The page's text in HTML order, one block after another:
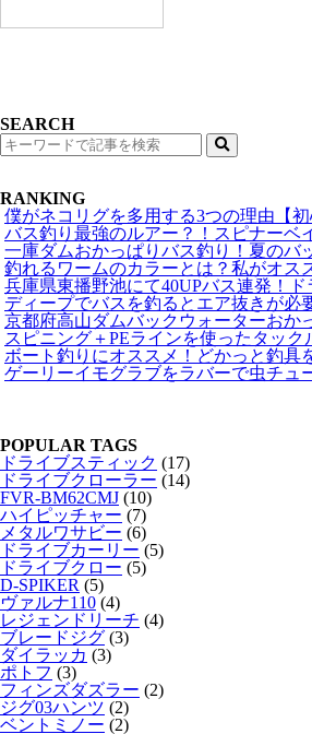
SEARCH
検
索
RANKING
僕がネコリグを多用する3つの理由【
バス釣り最強のルアー？！スピナーベ
一庫ダムおかっぱりバス釣り！夏のバ
釣れるワームのカラーとは？私がオス
兵庫県東播野池にて40UPバス連発！ド
ディープでバスを釣るとエア抜きが必
京都府高山ダムバックウォーターおか
スピニング＋PEラインを使ったタック
ボート釣りにオススメ！どかっと釣具
ゲーリーイモグラブをラバーで虫チュ
POPULAR TAGS
ドライブスティック (17)
ドライブクローラー (14)
FVR-BM62CMJ (10)
ハイピッチャー (7)
メタルワサビー (6)
ドライブカーリー (5)
ドライブクロー (5)
D-SPIKER (5)
ヴァルナ110 (4)
レジェンドリーチ (4)
ブレードジグ (3)
ダイラッカ (3)
ポトフ (3)
フィンズダズラー (2)
ジグ03ハンツ (2)
ベントミノー (2)